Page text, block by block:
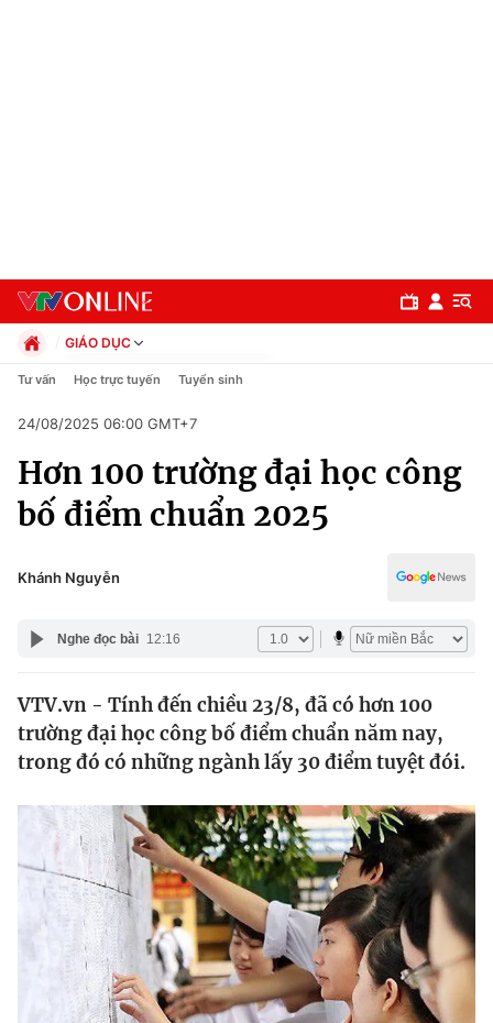
Chuyên mục
Chính trị
Pháp luật
Thế giới
Tin tức
Thế giới đó đây
Câu chuyện quốc tế
Kinh tế
Tài chính
Thị trường
Góc doanh nghiệp
Dữ liệu và đời sống
Truyền hình
Phim VTV
Giải trí
GIÁO DỤC
Chính trị
Pháp luật
Kinh tế
Thể thao
Truyền hình
Y tế
Công nghệ
Tư vấn Học trực tuyến Tuyển sinh
24/08/2025 06:00 GMT+7
Hơn 100 trường đại học công
bố điểm chuẩn 2025
Khánh Nguyễn
Nghe đọc bài 12:16
VTV.vn - Tính đến chiều 23/8, đã có hơn 100
trường đại học công bố điểm chuẩn năm nay,
trong đó có những ngành lấy 30 điểm tuyệt đói.